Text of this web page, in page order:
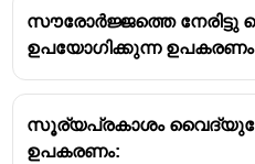
സൗരോർജ്ജത്തെ നേരിട്ടു
ഉപയോഗിക്കുന്ന ഉപകരണം
സൂര്യപ്രകാശം
ഉപകരണം: